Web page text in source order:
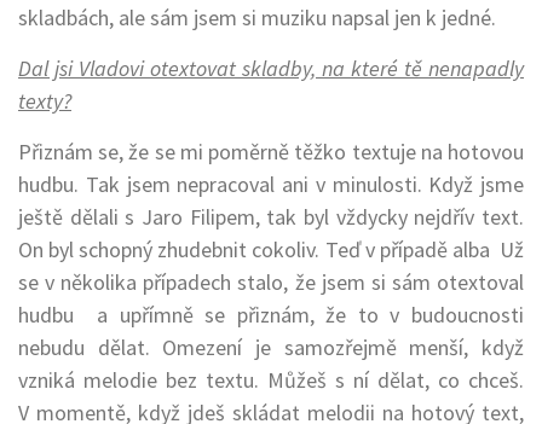
skladbách, ale sám jsem si muziku napsal jen k jedné.
Dal jsi Vladovi otextovat skladby, na které tě nenapadly
texty?
Přiznám se, že se mi poměrně těžko textuje na hotovou
hudbu. Tak jsem nepracoval ani v minulosti. Když jsme
ještě dělali s Jaro Filipem, tak byl vždycky nejdřív text.
On byl schopný zhudebnit cokoliv. Teď v případě alba Už
se v několika případech stalo, že jsem si sám otextoval
hudbu a upřímně se přiznám, že to v budoucnosti
nebudu dělat. Omezení je samozřejmě menší, když
vzniká melodie bez textu. Můžeš s ní dělat, co chceš.
V momentě, když jdeš skládat melodii na hotový text,